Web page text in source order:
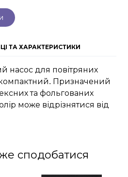
ТА ХАРАКТЕРИСТИКИ
насос для повітряних
Призначений
та фольгованих
може відрізнятися від
сподобатися